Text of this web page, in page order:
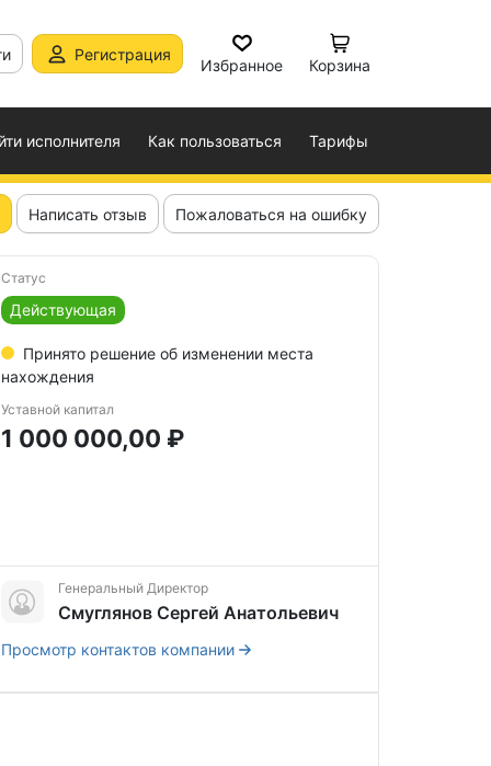
Регистрация
Избранное Корзина
исполнителя Как пользоваться Тарифы
Написать отзыв Пожаловаться на ошибку
Статус
Действующая
Принято решение об изменении места
нахождения
Уставной капитал
1 000 000,00 ₽
Генеральный Директор
Смуглянов Сергей Анатольевич
Просмотр контактов компании